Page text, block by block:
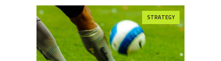
STRATEGY